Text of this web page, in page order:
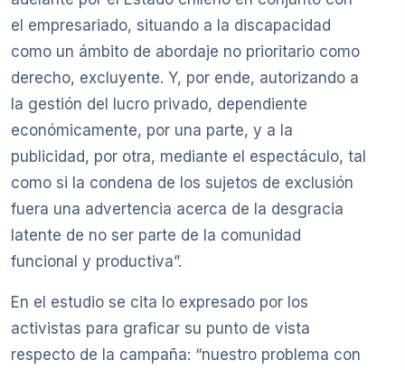
el empresariado, situando a la discapacidad
como un ámbito de abordaje no prioritario como
derecho, excluyente. Y, por ende, autorizando a
la gestión del lucro privado, dependiente
económicamente, por una parte, y a la
publicidad, por otra, mediante el espectáculo, tal
como si la condena de los sujetos de exclusión
fuera una advertencia acerca de la desgracia
latente de no ser parte de la comunidad
funcional y productiva”.
En el estudio se cita lo expresado por los
activistas para graficar su punto de vista
respecto de la campaña: “nuestro problema con